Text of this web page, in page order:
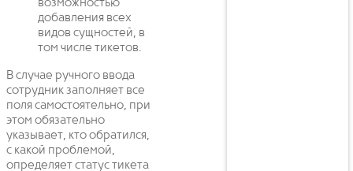
возможностью
добавления всех
видов сущностей, в
том числе тикетов.
В случае ручного ввода
сотрудник заполняет все
поля самостоятельно, при
этом обязательно
указывает, кто обратился,
с какой проблемой,
определяет статус тикета